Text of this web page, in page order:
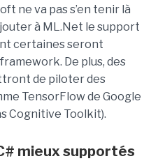
ne va pas s’en tenir là
à ML.Net le support
certaines seront
De plus, des
de piloter des
TensorFlow de Google
Cognitive Toolkit).
mieux supportés